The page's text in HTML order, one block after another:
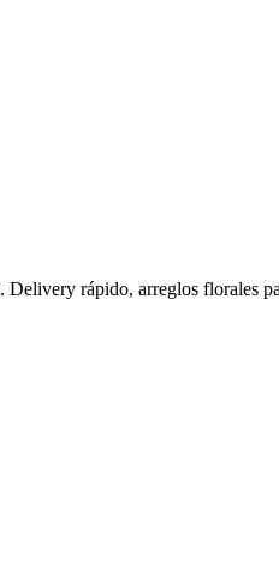
rápido, arreglos florales